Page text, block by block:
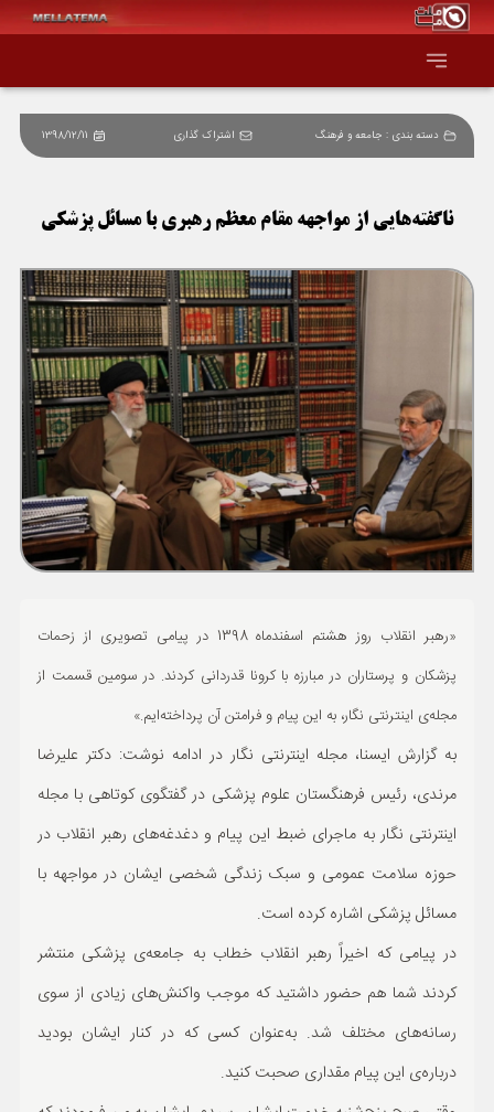
صفحه اصلی
همه عناوین
اقتصاد
سیاست و جهان
جامعه و فرهنگ
دانش و فناوری
ورزشی
حوادث
چند رسانه ای
دسته بندی : جامعه و فرهنگ اشتراک گذاری 1398/12/11
ناگفته‌هایی از مواجهه مقام معظم رهبری با مسائل پزشکی
«رهبر انقلاب روز هشتم اسفندماه 1398 در پیامی تصویری از زحمات
پزشکان و پرستاران در مبارزه با کرونا قدردانیکردند. در سومین قسمت از
مجله‌ی اینترنتی نگار، به این پیام و فرامتن آن پرداخته‌ایم.»
به گزارش ایسنا، مجله اینترنتی نگار در ادامه نوشت: دکتر علیرضا
مرندی، رئیس فرهنگستان علوم پزشکی در گفتگوی کوتاهی با مجله
اینترنتی نگار به ماجرای ضبط این پیام و دغدغه‌های رهبر انقلاب در
حوزه سلامت عمومی و سبک زندگی شخصی ایشان در مواجهه با
مسائل پزشکی اشاره کرده است.
در پیامی که اخیراً رهبر انقلاب خطاب به جامعه‌ی پزشکی منتشر
کردند شما هم حضور داشتید که موجب واکنش‌های زیادی از سوی
رسانه‌های مختلف شد. به‌عنوان کسی که در کنار ایشان بودید
درباره‌ی این پیام مقداری صحبت کنید.